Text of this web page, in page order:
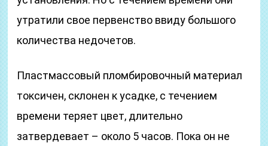
утратили свое первенство ввиду большого
количества недочетов.
Пластмассовый пломбировочный материал
токсичен, склонен к усадке, с течением
времени теряет цвет, длительно
затвердевает – около 5 часов. Пока он не